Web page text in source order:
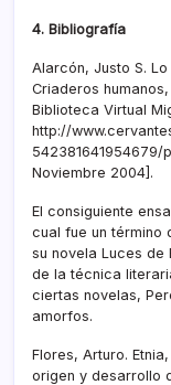
4. Bibliografí­a
Alarcón, Justo S.
Criaderos
Biblioteca Virtual
http://
542381641954679/
Noviembre 2004].
El consiguiente
cual fue un término
su novela Luces de
de la técnica
ciertas novelas,
amorfos.
Flores, Arturo.
origen y desarrollo